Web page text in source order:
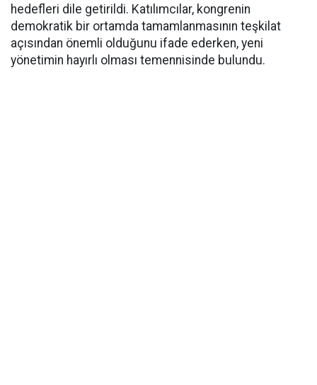
hedefleri dile getirildi. Katılımcılar, kongrenin
demokratik bir ortamda tamamlanmasının teşkilat
açısından önemli olduğunu ifade ederken, yeni
yönetimin hayırlı olması temennisinde bulundu.